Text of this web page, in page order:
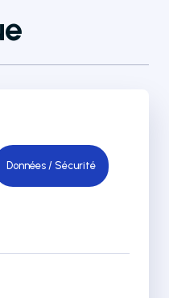
Données / Sécurité